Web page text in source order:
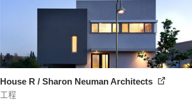
House R / Sharon Neuman Architects
工程